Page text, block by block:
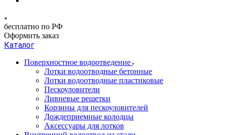
бесплатно по РФ
Оформить заказ
Каталог
Поверхностное водоотведение
Лотки водоотводные бетонные
Лотки водоотводные пластиковые
Пескоуловители
Ливневые решетки
Корзины для пескоуловителей
Дождеприемные колодцы
Аксессуары для лотков